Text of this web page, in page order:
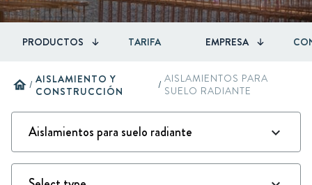
PRODUCTOS TARIFA EMPRESA
home / AISLAMIENTO Y
CONSTRUCCIÓN
/ AISLAMIENTOS PARA
SUELO RADIANTE